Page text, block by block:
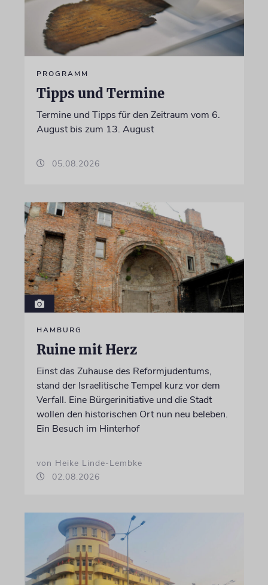
PROGRAMM
Tipps und Termine
Termine und Tipps für den Zeitraum vom 6.
August bis zum 13. August
05.08.2026
HAMBURG
Ruine mit Herz
Einst das Zuhause des Reformjudentums,
stand der Israelitische Tempel kurz vor dem
Verfall. Eine Bürgerinitiative und die Stadt
wollen den historischen Ort nun neu beleben.
Ein Besuch im Hinterhof
von Heike Linde-Lembke
02.08.2026